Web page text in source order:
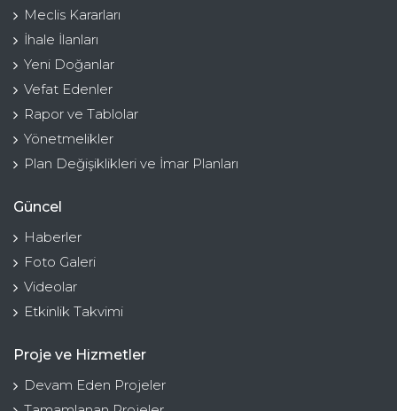
Meclis Kararları
İhale İlanları
Yeni Doğanlar
Vefat Edenler
Rapor ve Tablolar
Yönetmelikler
Plan Değişiklikleri ve İmar Planları
Güncel
Haberler
Foto Galeri
Videolar
Etkinlik Takvimi
Proje ve Hizmetler
Devam Eden Projeler